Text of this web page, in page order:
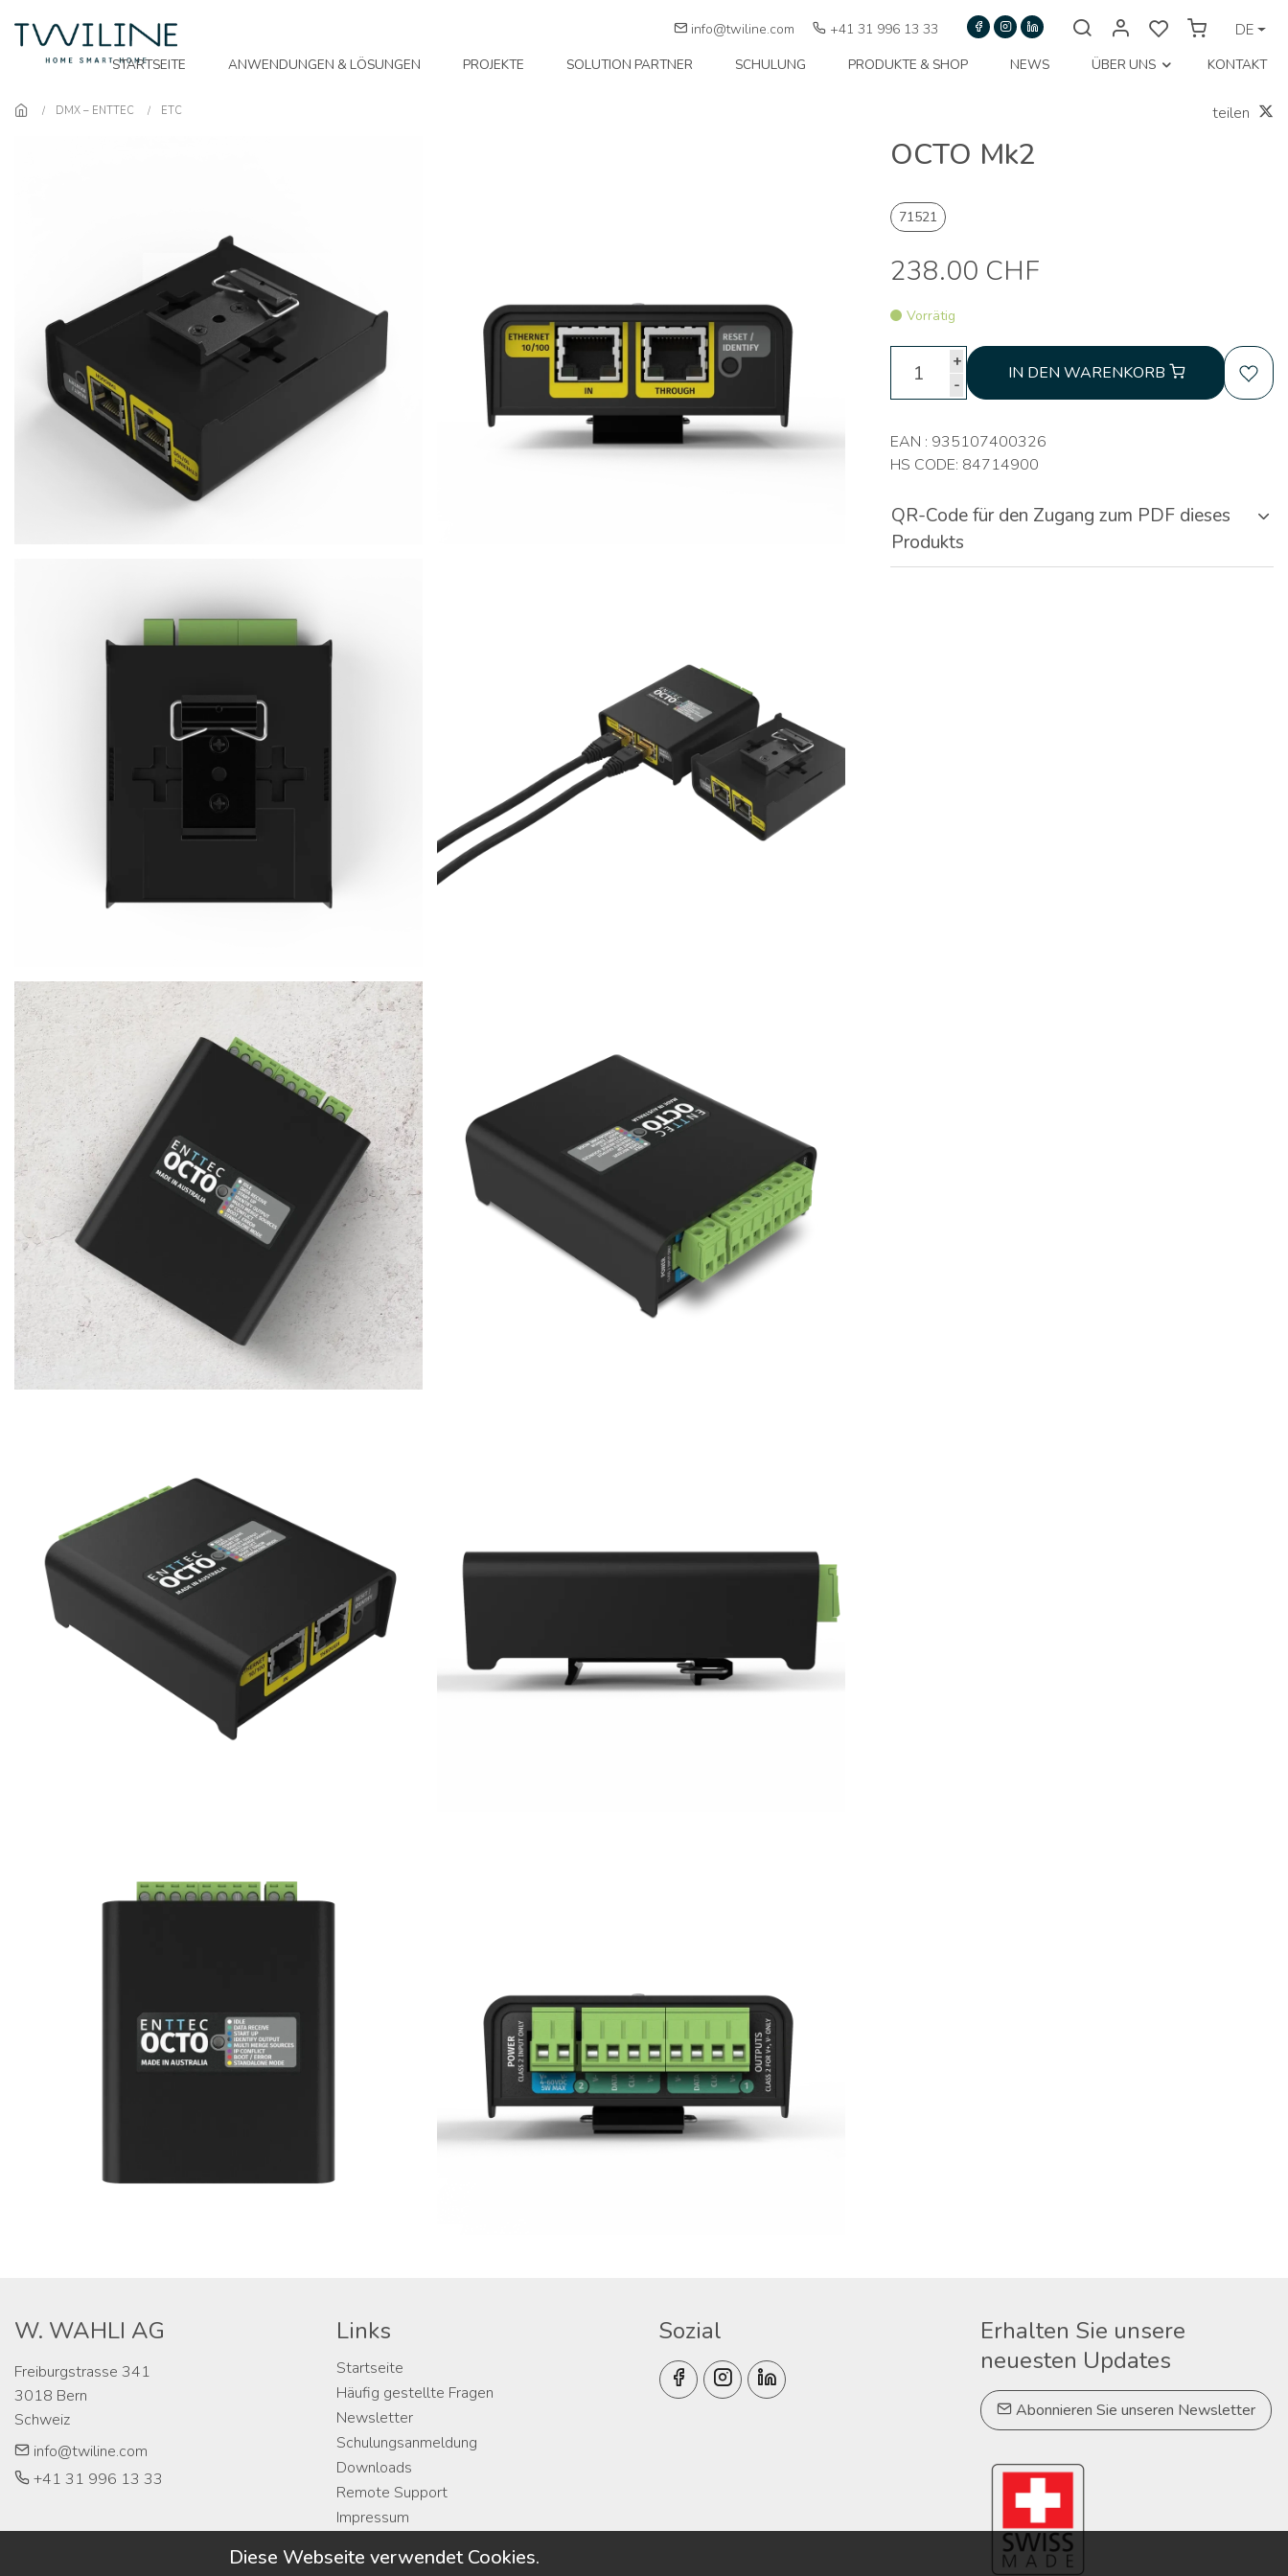
info@twiline.com +41 31 996 13 33 DE
STARTSEITE ANWENDUNGEN & LÖSUNGEN PROJEKTE SOLUTION PARTNER SCHULUNG PRODUKTE & SHOP NEWS ÜBER UNS KONTAKT
teilen
DMX – ENTTEC ETC
OCTO Mk2
71521
238.00 CHF
Vorrätig
+
-
IN DEN WARENKORB
EAN : 935107400326
HS CODE: 84714900
QR-Code für den Zugang zum PDF dieses
Produkts
W. WAHLI AG
Freiburgstrasse 341
3018 Bern
Schweiz
info@twiline.com
+41 31 996 13 33
Links
Startseite
Häufig gestellte Fragen
Newsletter
Schulungsanmeldung
Downloads
Remote Support
Impressum
Sozial
Erhalten Sie unsere
neuesten Updates
Abonnieren Sie unseren Newsletter
Diese Webseite verwendet Cookies.